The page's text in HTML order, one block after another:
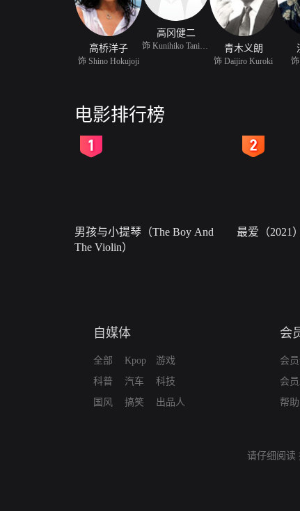
高桥洋子
饰 Shino Hokujoji
高冈健二
饰 Kunihiko Tanigawa 青木义朗
饰 Daijiro Kuroki
电影排行榜
男孩与小提琴（The Boy And
The Violin）
最爱（2021）
自媒体
全部
科普
国风
Kpop
汽车
搞笑
游戏
科技
出品人
会
会
会
帮助
请仔细阅读